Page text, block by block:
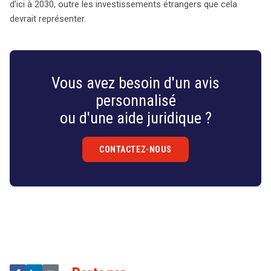
d’ici à 2030, outre les investissements étrangers que cela
devrait représenter.
Vous avez besoin d'un avis
personnalisé
ou d'une aide juridique ?
CONTACTEZ-NOUS
search